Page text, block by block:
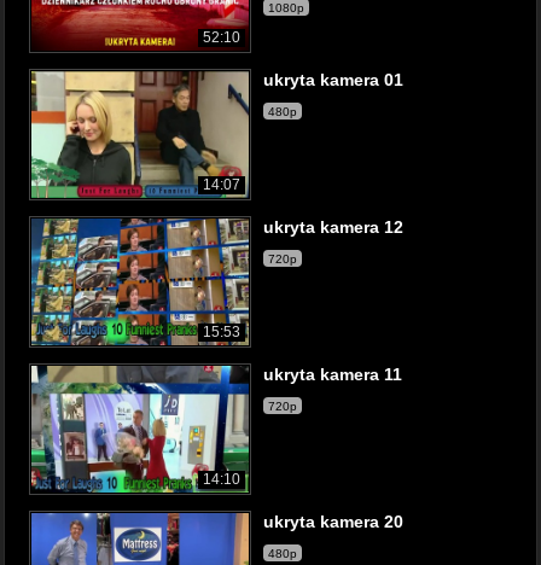
52:10
1080p
14:07
ukryta kamera 01
480p
15:53
ukryta kamera 12
720p
14:10
ukryta kamera 11
720p
ukryta kamera 20
480p